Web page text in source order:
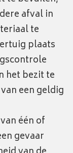
afval in
te
plaats
het bezit te
een geldig
één of
gevaar